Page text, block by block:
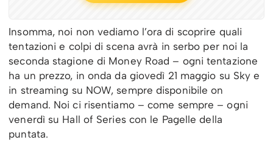
Insomma, noi non vediamo l’ora di scoprire quali
tentazioni e colpi di scena avrà in serbo per noi la
seconda stagione di Money Road – ogni tentazione
ha un prezzo, in onda da giovedì 21 maggio su Sky e
in streaming su NOW, sempre disponibile on
demand. Noi ci risentiamo – come sempre – ogni
venerdì su Hall of Series con le Pagelle della
puntata.